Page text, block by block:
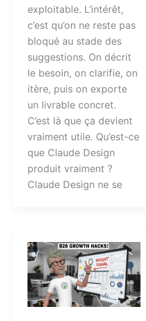
exploitable. L’intérêt,
c’est qu’on ne reste pas
bloqué au stade des
suggestions. On décrit
le besoin, on clarifie, on
itère, puis on exporte
un livrable concret.
C’est là que ça devient
vraiment utile. Qu’est-ce
que Claude Design
produit vraiment ?
Claude Design ne se